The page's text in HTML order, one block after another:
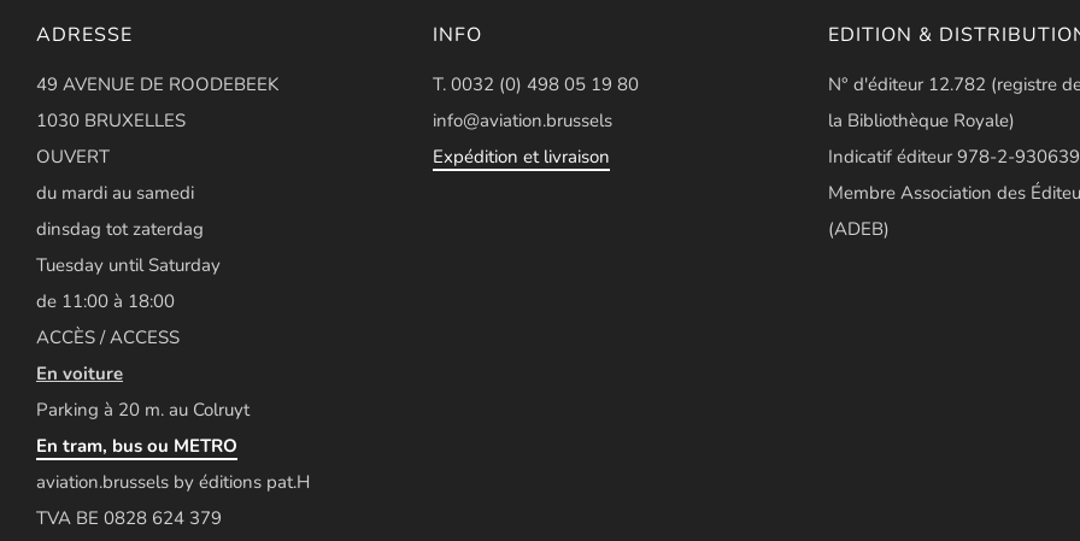
ADRESSE
49 AVENUE DE ROODEBEEK
1030 BRUXELLES
OUVERT
du mardi au samedi
dinsdag tot zaterdag
Tuesday until Saturday
de 11:00 à 18:00
ACCÈS / ACCESS
En voiture
Parking à 20 m. au Colruyt
En tram, bus ou METRO
aviation.brussels by éditions pat.H
TVA BE 0828 624 379
INFO
T. 0032 (0) 498 05 19 80
info@aviation.brussels
Expédition et livraison
EDITION &
N° d'éditeur 12.782 (registre
la Bibliothèque Royale)
Indicatif éditeur 978-2-
Membre Association des
(ADEB)